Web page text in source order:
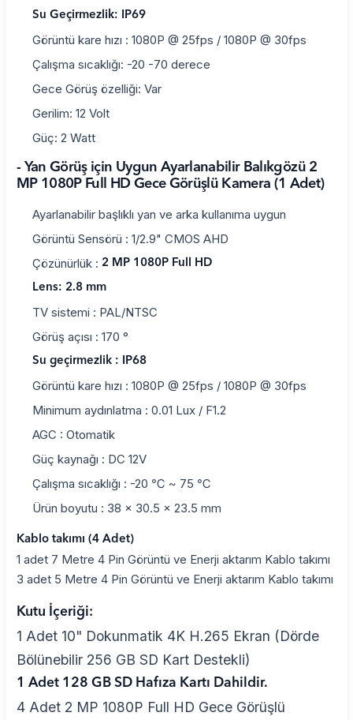
Su Geçirmezlik: IP69
Görüntü kare hızı : 1080P @ 25fps / 1080P @ 30fps
Çalışma sıcaklığı: -20 -70 derece
Gece Görüş özelliği: Var
Gerilim: 12 Volt
Güç: 2 Watt
- Yan Görüş için Uygun Ayarlanabilir Balıkgözü 2
MP 1080P Full HD Gece Görüşlü Kamera (1 Adet)
Ayarlanabilir başlıklı yan ve arka kullanıma uygun
Görüntü Sensörü : 1/2.9" CMOS AHD
Çözünürlük : 2 MP 1080P Full HD
Lens: 2.8 mm
TV sistemi : PAL/NTSC
Görüş açısı : 170 °
Su geçirmezlik : IP68
Görüntü kare hızı : 1080P @ 25fps / 1080P @ 30fps
Minimum aydınlatma : 0.01 Lux / F1.2
AGC : Otomatik
Güç kaynağı : DC 12V
Çalışma sıcaklığı : -20 ℃ ~ 75 ℃
Ürün boyutu : 38 x 30.5 x 23.5 mm
Kablo takımı (4 Adet)
1 adet 7 Metre 4 Pin Görüntü ve Enerji aktarım Kablo takımı
3 adet 5 Metre 4 Pin Görüntü ve Enerji aktarım Kablo takımı
Kutu İçeriği:
1 Adet 10" Dokunmatik 4K H.265 Ekran (Dörde
Bölünebilir 256 GB SD Kart Destekli)
1 Adet 128 GB SD Hafıza Kartı Dahildir.
4 Adet 2 MP 1080P Full HD Gece Görüşlü